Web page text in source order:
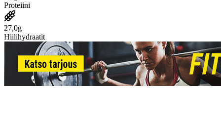
Proteiini
27,0g
Hiilihydraatit